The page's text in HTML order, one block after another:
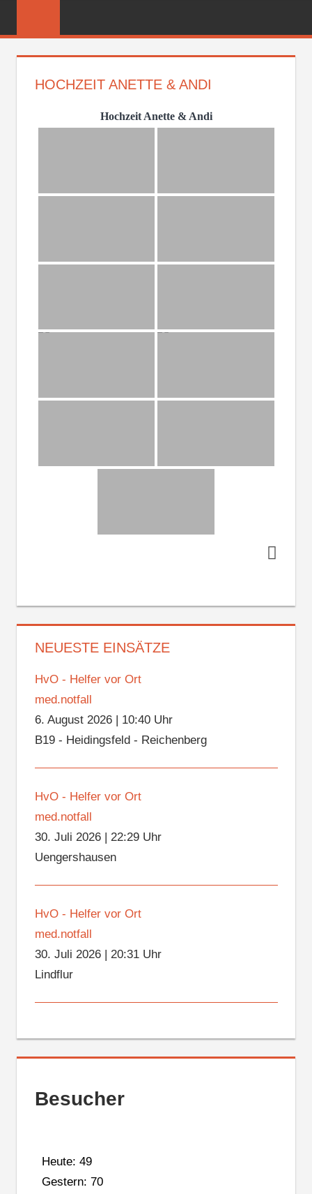
FEUERWEHR
HOCHZEIT ANETTE & ANDI
Hochzeit Anette & Andi
NEUESTE EINSÄTZE
HvO - Helfer vor Ort
med.notfall
6. August 2026| 10:40 Uhr
B19 - Heidingsfeld - Reichenberg
HvO - Helfer vor Ort
med.notfall
30. Juli 2026| 22:29 Uhr
Uengershausen
HvO - Helfer vor Ort
med.notfall
30. Juli 2026| 20:31 Uhr
Lindflur
Besucher
Heute: 49
Gestern: 70